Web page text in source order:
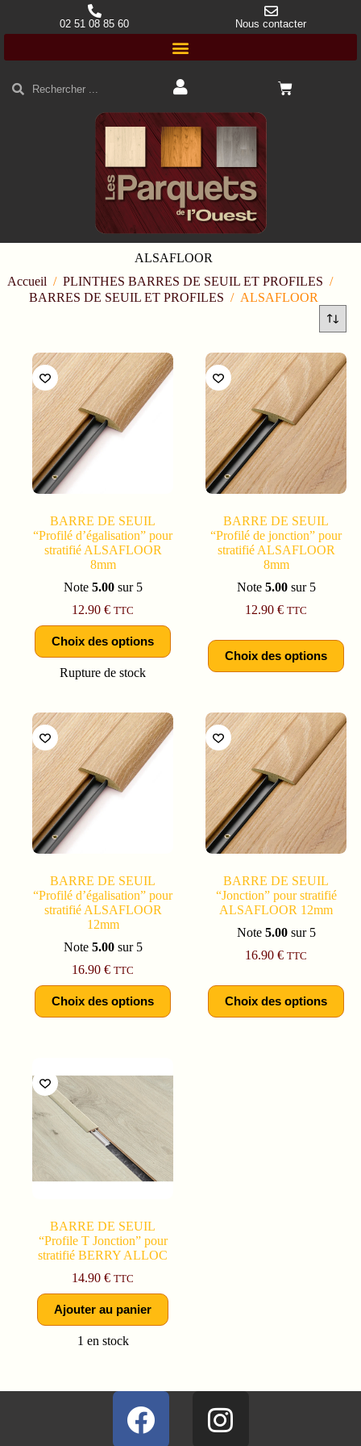
02 51 08 85 60 Nous contacter
ALSAFLOOR
Accueil / PLINTHES BARRES DE SEUIL ET PROFILES /
BARRES DE SEUIL ET PROFILES / ALSAFLOOR
BARRE DE SEUIL
“Profilé d’égalisation” pour
stratifié ALSAFLOOR
8mm
Note 5.00sur 5
12.90€ TTC
Choix des options
Rupture de stock
BARRE DE SEUIL
“Profilé de jonction” pour
stratifié ALSAFLOOR
8mm
Note 5.00sur 5
12.90€ TTC
Choix des options
BARRE DE SEUIL
“Profilé d’égalisation” pour
stratifié ALSAFLOOR
12mm
Note 5.00sur 5
16.90€ TTC
Choix des options
BARRE DE SEUIL
“Jonction” pour stratifié
ALSAFLOOR 12mm
Note 5.00sur 5
16.90€ TTC
Choix des options
BARRE DE SEUIL
“Profile T Jonction” pour
stratifié BERRY ALLOC
14.90€ TTC
Ajouter au panier
1 en stock